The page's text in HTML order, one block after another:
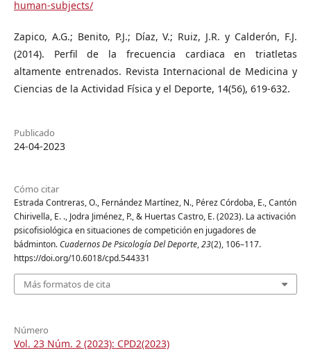
human-subjects/
Zapico, A.G.; Benito, P.J.; Díaz, V.; Ruiz, J.R. y Calderón, F.J.
(2014). Perfil de la frecuencia cardiaca en triatletas
altamente entrenados. Revista Internacional de Medicina y
Ciencias de la Actividad Física y el Deporte, 14(56), 619-632.
Publicado
24-04-2023
Cómo citar
Estrada Contreras, O., Fernández Martínez, N., Pérez Córdoba, E., Cantón
Chirivella, E. ., Jodra Jiménez, P., & Huertas Castro, E. (2023). La activación
psicofisiológica en situaciones de competición en jugadores de
bádminton.Cuadernos De Psicología Del Deporte,23(2), 106–117.
https://doi.org/10.6018/cpd.544331
Más formatos de cita
Número
Vol. 23 Núm. 2 (2023): CPD2(2023)